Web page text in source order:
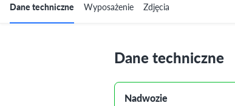
Dane techniczne Wyposażenie Zdjęcia
Dane techniczne
Nadwozie